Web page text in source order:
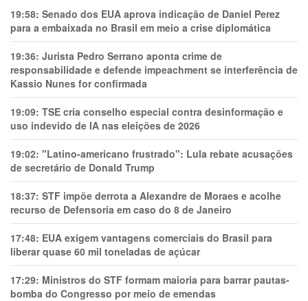
19:58: Senado dos EUA aprova indicação de Daniel Perez
para a embaixada no Brasil em meio a crise diplomática
19:36: Jurista Pedro Serrano aponta crime de
responsabilidade e defende impeachment se interferência de
Kassio Nunes for confirmada
19:09: TSE cria conselho especial contra desinformação e
uso indevido de IA nas eleições de 2026
19:02: "Latino-americano frustrado": Lula rebate acusações
de secretário de Donald Trump
18:37: STF impõe derrota a Alexandre de Moraes e acolhe
recurso de Defensoria em caso do 8 de Janeiro
17:48: EUA exigem vantagens comerciais do Brasil para
liberar quase 60 mil toneladas de açúcar
17:29: Ministros do STF formam maioria para barrar pautas-
bomba do Congresso por meio de emendas